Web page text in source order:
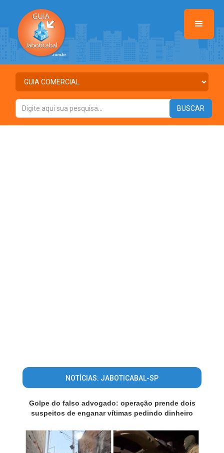
NOTÍCIAS: JABOTICABAL-SP
Golpe do falso advogado: operação prende dois
suspeitos de enganar vítimas pedindo dinheiro